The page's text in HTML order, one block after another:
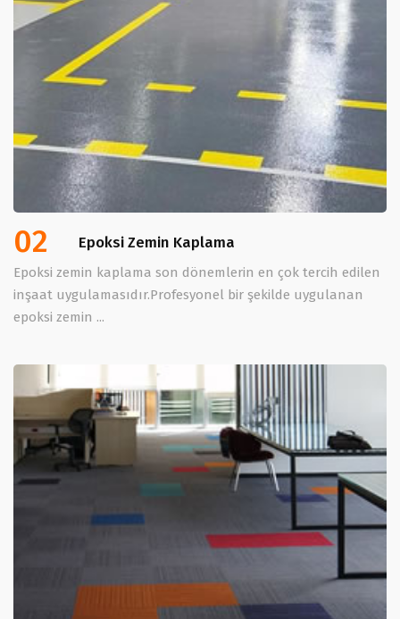
02 Epoksi Zemin Kaplama
Epoksi zemin kaplama son dönemlerin en çok tercih edilen
inşaat uygulamasıdır.Profesyonel bir şekilde uygulanan
epoksi zemin ...